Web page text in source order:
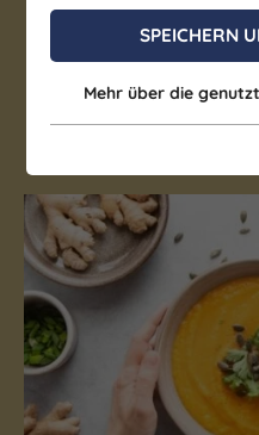
24. September
SPEICHERN
Mehr über die